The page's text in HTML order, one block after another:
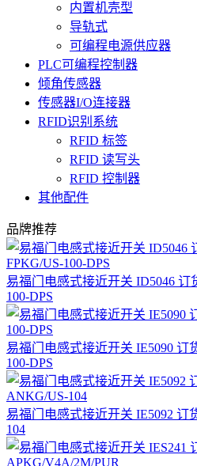
内置机壳型
导轨式
可编程电源供应器
PLC可编程控制器
倾角传感器
传感器I/O连接器
RFID识别系统
RFID 标签
RFID 读写头
RFID 控制器
其他配件
品牌推荐
易福门电感式接近开关 ID5046 订
100-DPS
易福门电感式接近开关 IE5090 订
100-DPS
易福门电感式接近开关 IE5092 订
104